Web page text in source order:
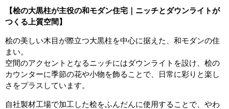
【桧の大黒柱が主役の和モダン住宅｜ニッチとダウンライトが
つくる上質空間】
桧の美しい木目が際立つ大黒柱を中心に据えた、和モダンの住
まい。
空間のアクセントとなるニッチにはダウンライトを設け、桧の
カウンターに季節の花や小物を飾ることで、日常に彩りと楽し
さをプラスしています。
自社製材工場で加工した桧をふんだんに使用することで、やわ